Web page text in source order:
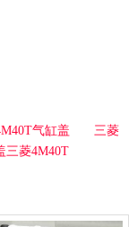
气缸盖
三菱
三菱4M40T